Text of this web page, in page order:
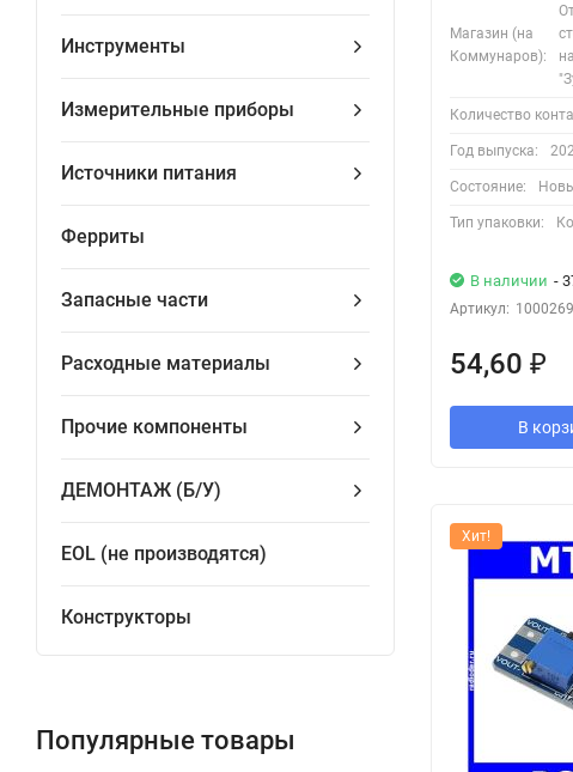
Инструменты
Измерительные приборы
Источники питания
Ферриты
Запасные части
Расходные материалы
Прочие компоненты
ДЕМОНТАЖ (Б/У)
EOL (не производятся)
Конструкторы
Популярные товары
Магазин (на
Коммунаров):
Количество
Год выпуска:
Состояние:
Тип упаковки:
В наличии -
Артикул:
54,60 ₽
В
Хит!